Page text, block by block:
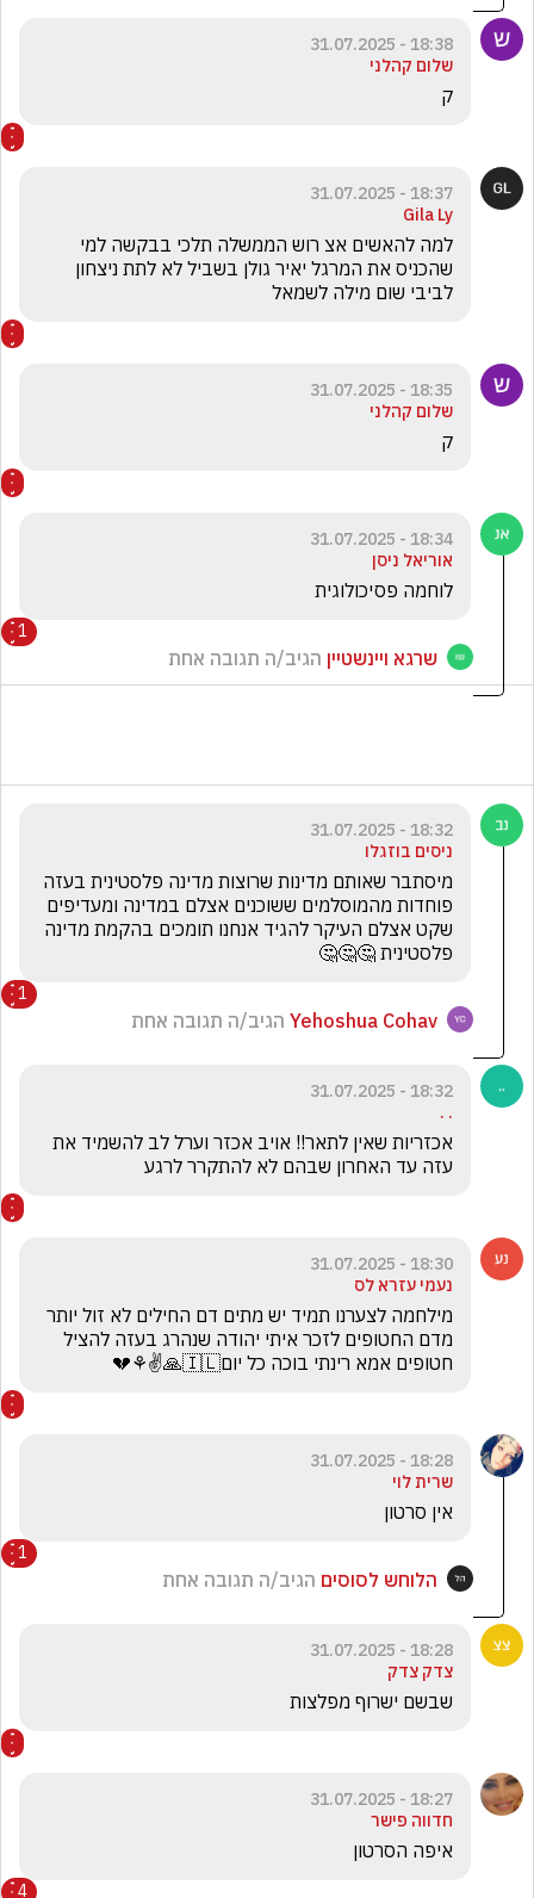
18:38 - 31.07.2025
שלום קהלני
ק
18:37 - 31.07.2025
Gila Ly
לביבי שום מילה לשמאל
18:35 - 31.07.2025
שלום קהלני
ק
18:34 - 31.07.2025
אוריאל ניסן
לוחמה פסיכולוגית
1
שרגא ויינשטיין הגיב/ה תגובה אחת
18:32 - 31.07.2025
ניסים בוזגלו
פלסטינית 🤔🤔🤔
1
Yehoshua Cohav הגיב/ה תגובה אחת
18:32 - 31.07.2025
. .
עזה עד האחרון שבהם לא להתקרר לרגע
18:30 - 31.07.2025
נעמי עזרא לס
חטופים אמא רינתי בוכה כל יום🇮🇱🙏✌️⚘️💔
18:28 - 31.07.2025
שרית לוי
אין סרטון
1
הלוחש לסוסים הגיב/ה תגובה אחת
18:28 - 31.07.2025
צדק צדק
שבשם ישרוף מפלצות
18:27 - 31.07.2025
חדווה פישר
איפה הסרטון
4